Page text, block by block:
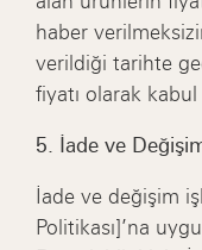
haber
verildiği tarihte
fiyatı olarak kabul
5. İade ve
İade ve değişim
Politikası]’na